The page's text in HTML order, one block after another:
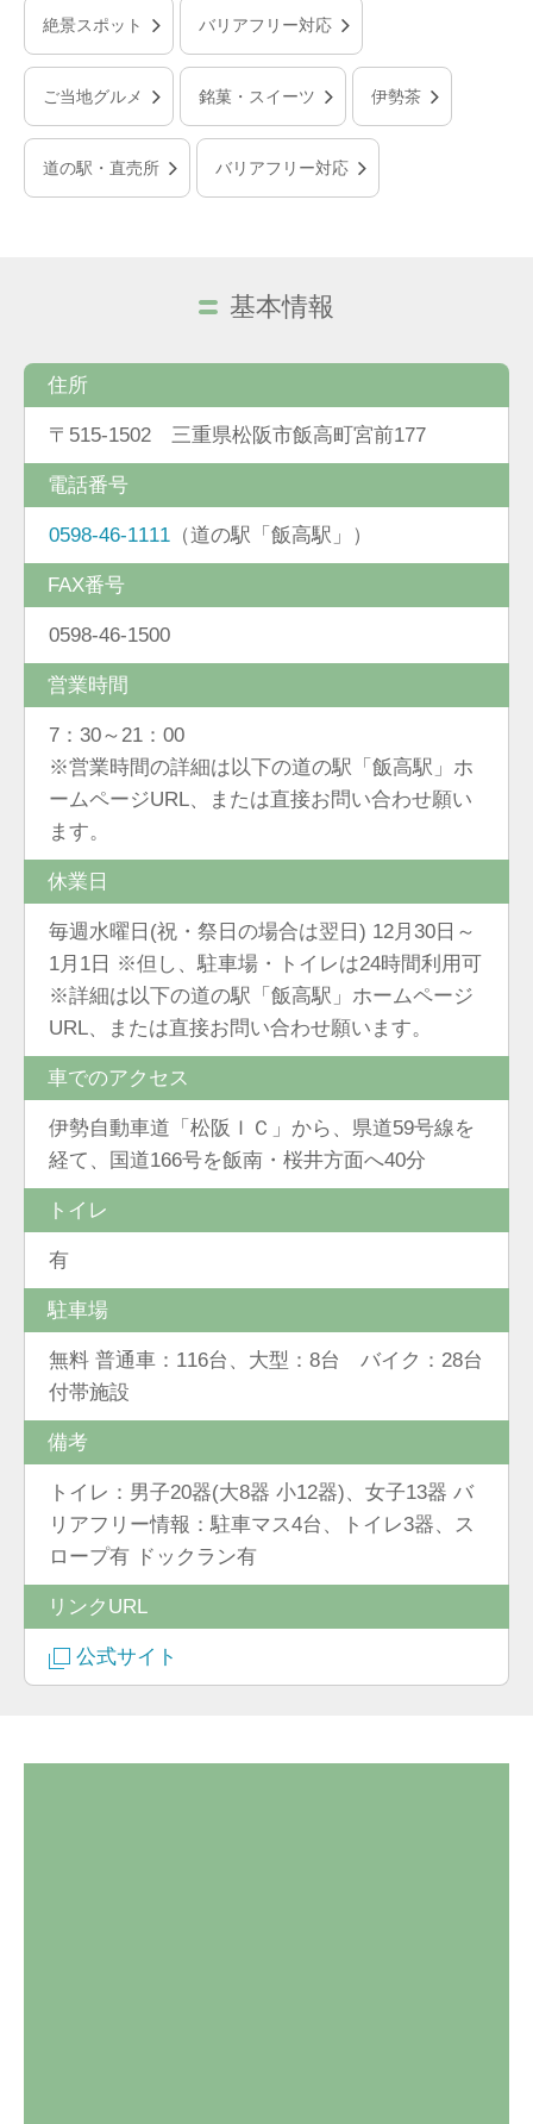
絶景スポット バリアフリー対応
ご当地グルメ 銘菓・スイーツ 伊勢茶
道の駅・直売所 バリアフリー対応
基本情報
住所
〒515-1502 三重県松阪市飯高町宮前177
電話番号
0598-46-1111 （道の駅「飯高駅」）
FAX番号
0598-46-1500
営業時間
7：30～21：00
※営業時間の詳細は以下の道の駅「飯高駅」ホ
ームページURL、または直接お問い合わせ願い
ます。
休業日
毎週水曜日(祝・祭日の場合は翌日) 12月30日～
1月1日 ※但し、駐車場・トイレは24時間利用可
※詳細は以下の道の駅「飯高駅」ホームページ
URL、または直接お問い合わせ願います。
車でのアクセス
伊勢自動車道「松阪ＩＣ」から、県道59号線を
経て、国道166号を飯南・桜井方面へ40分
トイレ
有
駐車場
無料 普通車：116台、大型：8台 バイク：28台
付帯施設
備考
トイレ：男子20器(大8器 小12器)、女子13器 バ
リアフリー情報：駐車マス4台、トイレ3器、ス
ロープ有 ドックラン有
リンクURL
公式サイト